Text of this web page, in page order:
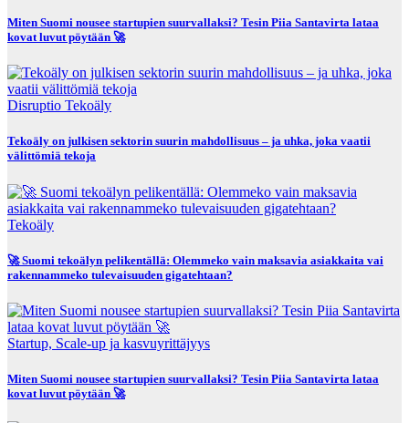
Miten Suomi nousee startupien suurvallaksi? Tesin Piia Santavirta lataa
kovat luvut pöytään 🚀
Disruptio Tekoäly
Tekoäly on julkisen sektorin suurin mahdollisuus – ja uhka, joka vaatii
välittömiä tekoja
Tekoäly
🚀 Suomi tekoälyn pelikentällä: Olemmeko vain maksavia asiakkaita vai
rakennammeko tulevaisuuden gigatehtaan?
Startup, Scale-up ja kasvuyrittäjyys
Miten Suomi nousee startupien suurvallaksi? Tesin Piia Santavirta lataa
kovat luvut pöytään 🚀